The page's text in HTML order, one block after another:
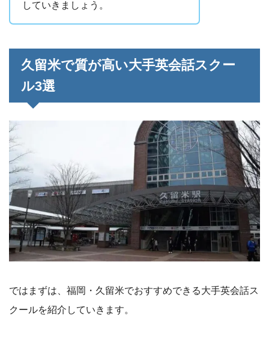
していきましょう。
久留米で質が高い大手英会話スクー
ル3選
ではまずは、福岡・久留米でおすすめできる大手英会話ス
クールを紹介していきます。